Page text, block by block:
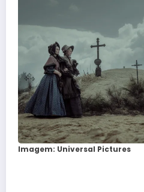
Imagem: Universal Pictures